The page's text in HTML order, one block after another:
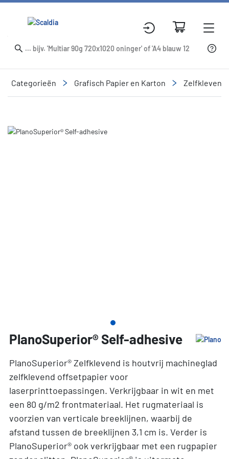
Categorieën Grafisch Papier en Karton Zelfklevend
Slide 1 of 1
PlanoSuperior® Self-adhesive
PlanoSuperior® Zelfklevend is houtvrij machineglad
zelfklevend offsetpapier voor
laserprinttoepassingen. Verkrijgbaar in wit en met
een 80 g/m2 frontmateriaal. Het rugmateriaal is
voorzien van verticale breeklijnen, waarbij de
afstand tussen de breeklijnen 3,1 cm is. Verder is
PlanoSuperior® ook verkrijgbaar met een rugpapier